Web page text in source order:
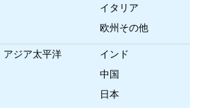
イタリア
欧州その他
アジア太平洋
インド
中国
日本